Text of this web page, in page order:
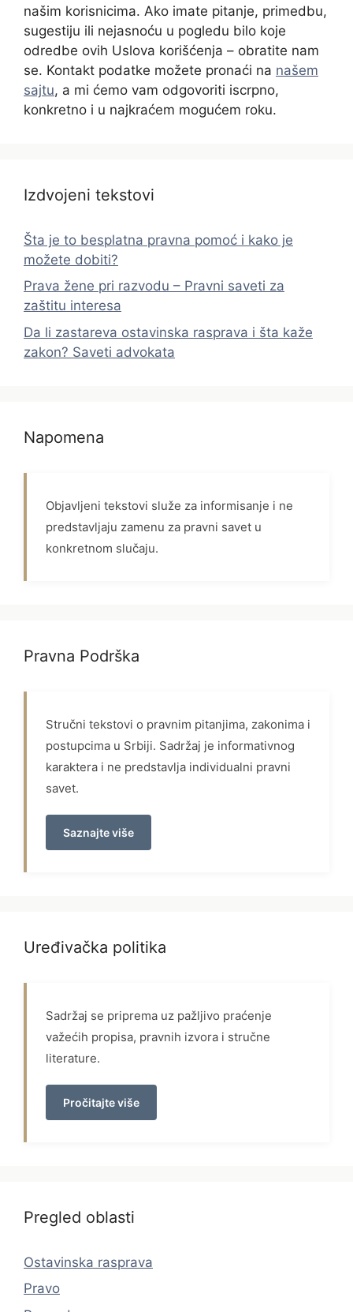
našim korisnicima. Ako imate pitanje, primedbu,
sugestiju ili nejasnoću u pogledu bilo koje
odredbe ovih Uslova korišćenja – obratite nam
se. Kontakt podatke možete pronaći na našem
sajtu, a mi ćemo vam odgovoriti iscrpno,
konkretno i u najkraćem mogućem roku.
Izdvojeni tekstovi
Šta je to besplatna pravna pomoć i kako je
možete dobiti?
Prava žene pri razvodu – Pravni saveti za
zaštitu interesa
Da li zastareva ostavinska rasprava i šta kaže
zakon? Saveti advokata
Napomena
Objavljeni tekstovi služe za informisanje i ne
predstavljaju zamenu za pravni savet u
konkretnom slučaju.
Pravna Podrška
Stručni tekstovi o pravnim pitanjima, zakonima i
postupcima u Srbiji. Sadržaj je informativnog
karaktera i ne predstavlja individualni pravni
savet.
Saznajte više
Uređivačka politika
Sadržaj se priprema uz pažljivo praćenje
važećih propisa, pravnih izvora i stručne
literature.
Pročitajte više
Pregled oblasti
Ostavinska rasprava
Pravo